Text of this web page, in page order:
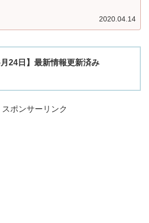
2020.04.14
月24日】最新情報更新済み
スポンサーリンク